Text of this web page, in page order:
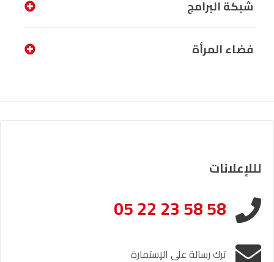
شبكة البرامج
فضاء المرأة
لللإعلانات
05 22 23 58 58
ترك رسالة على الإستمارة